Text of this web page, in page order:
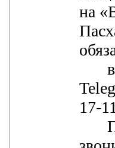
на
17-